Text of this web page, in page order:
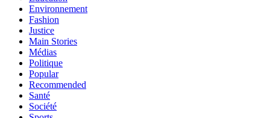
Environnement
Fashion
Justice
Main Stories
Médias
Politique
Popular
Recommended
Santé
Société